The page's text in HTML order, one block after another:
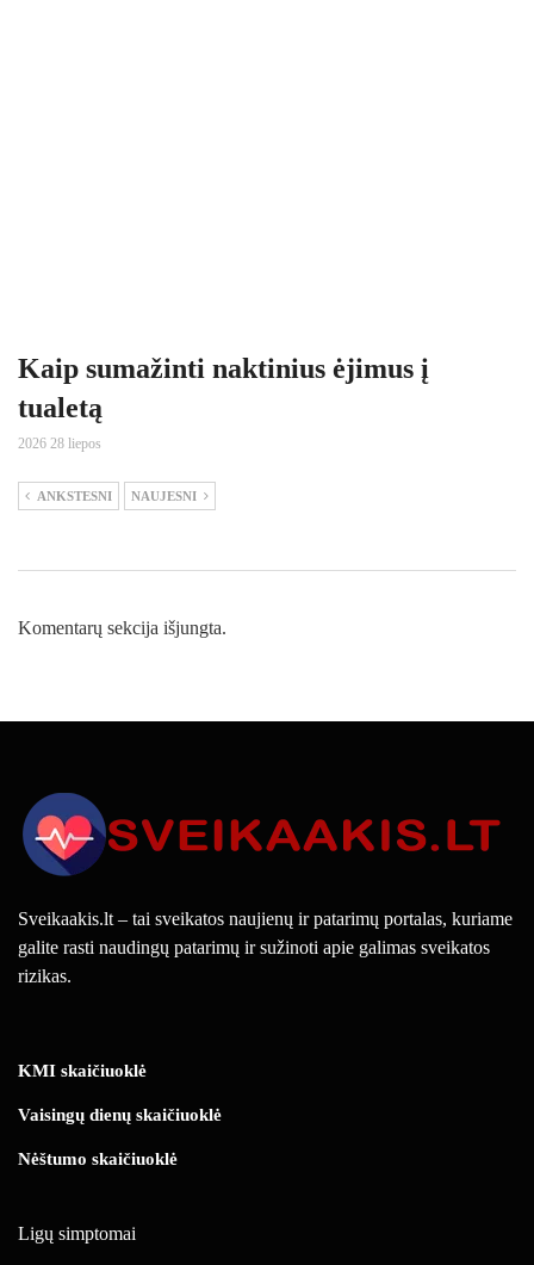
Kaip sumažinti naktinius ėjimus į
tualetą
2026 28 liepos
ANKSTESNI NAUJESNI
Komentarų sekcija išjungta.
Sveikaakis.lt – tai sveikatos naujienų ir patarimų portalas, kuriame
galite rasti naudingų patarimų ir sužinoti apie galimas sveikatos
rizikas.
KMI skaičiuoklė
Vaisingų dienų skaičiuoklė
Nėštumo skaičiuoklė
Ligų simptomai